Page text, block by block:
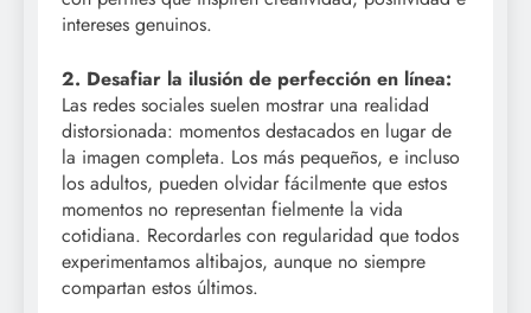
intereses genuinos.
2. Desafiar la ilusión de perfección en línea:
Las redes sociales suelen mostrar una realidad
distorsionada: momentos destacados en lugar de
la imagen completa. Los más pequeños, e incluso
los adultos, pueden olvidar fácilmente que estos
momentos no representan fielmente la vida
cotidiana. Recordarles con regularidad que todos
experimentamos altibajos, aunque no siempre
compartan estos últimos.